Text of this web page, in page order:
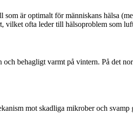
är optimalt för människans hälsa
ofta leder till hälsoproblem som
behagligt varmt på vintern. På det
mot skadliga mikrober och